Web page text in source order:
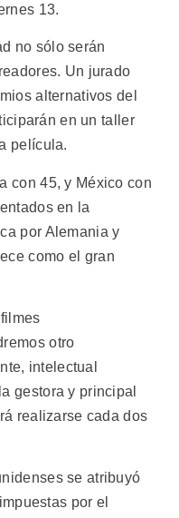
13.
no sólo serán
Un jurado
alternativos del
en un taller
película.
con 45, y México con
en la
por Alemania y
como el gran
otro
intelectual
gestora y principal
realizarse cada dos
se atribuyó
por el